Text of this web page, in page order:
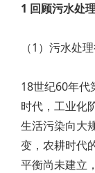
1 回顾污水处
（1）污水处
18世纪60年代
时代，工业化
生活污染向大
变，农耕时代
平衡尚未建立